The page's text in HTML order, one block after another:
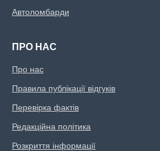
Автоломбарди
ПРО НАС
Про нас
Правила публікації відгуків
Перевірка фактів
Редакційна політика
Розкриття інформації